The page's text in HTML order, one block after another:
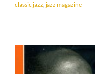
classic jazz, jazz magazine